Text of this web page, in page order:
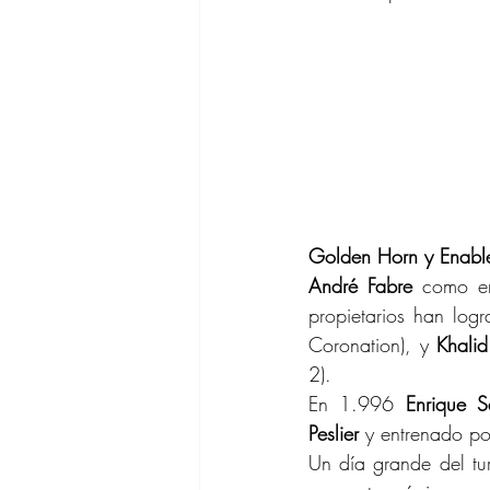
Golden Horn y
André Fabre como
propietarios han
Coronation), y
2).
En 1.996 Enrique
Peslier y entrenado
Un día grande del